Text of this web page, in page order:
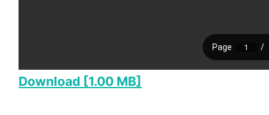
Download [1.00 MB]